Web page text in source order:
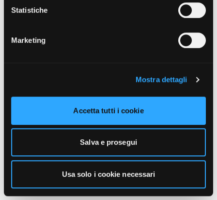
funzionamento, puoi prendere visione dell’informativa
cliccando qui.
Statistiche
Marketing
Mostra dettagli
Accetta tutti i cookie
Salva e prosegui
Usa solo i cookie necessari